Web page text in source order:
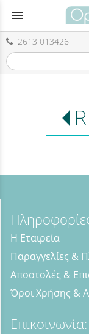
menu
2613 013426
Η Εταιρεία
Παραγγελίες &
Αποστολές &
Όροι Χρήσης &
Επικοινωνία: